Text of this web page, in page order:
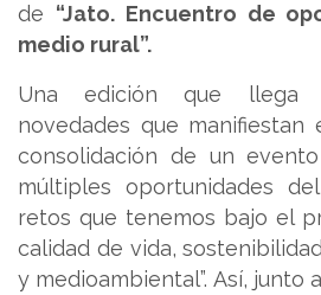
de “Jato. Encuentro de
medio rural”.
Una edición que llega
novedades que
consolidación de un
múltiples oportunidades
retos que tenemos bajo el
calidad de vida,
y medioambiental”. Así, junto